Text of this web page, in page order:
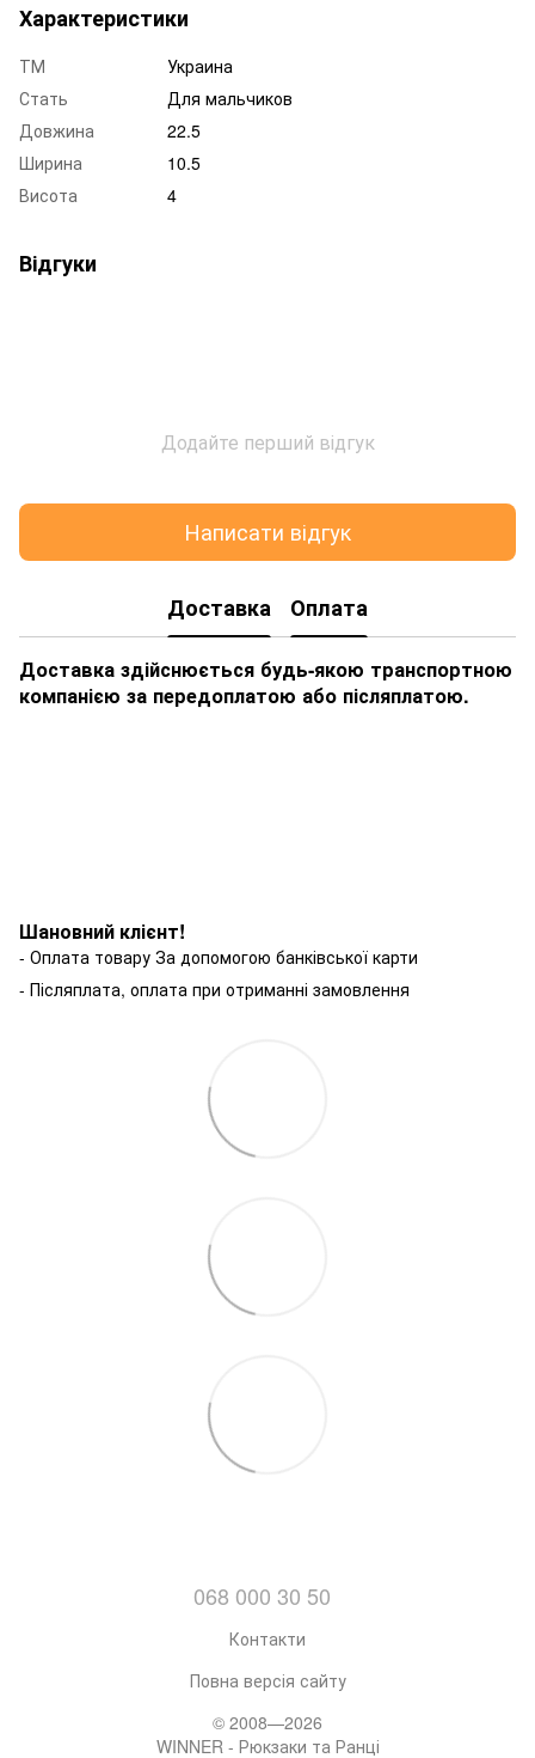
Характеристики
ТМ
Украина
Стать
Для мальчиков
Довжина
22.5
Ширина
10.5
Висота
4
Відгуки
Додайте перший відгук
Написати відгук
Доставка Оплата
Доставка здійснюється будь-якою транспортною
компанією за передоплатою або післяплатою.
Шановний клієнт!
- Оплата товару За допомогою банківської карти
- Післяплата, оплата при отриманні замовлення
068 000 30 50
Контакти
Повна версія сайту
© 2008—2026
WINNER - Рюкзаки та Ранці